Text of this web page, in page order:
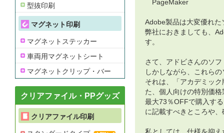
PageMaker
Adobe製品は大変優れ
弊社におきましても、
す。
さて、アドビさんのソ
しかしながら、これら
それは、「アカデミッ
た、個人向けの特別価
最大73％OFFで購入す
に記載すべきところや
型抜印刷
マグネット印刷
マグネットステッカー
車両用マグネットシート
マグネットクリップ・バー
クリアファイル・PPグッズ
クリアファイル印刷